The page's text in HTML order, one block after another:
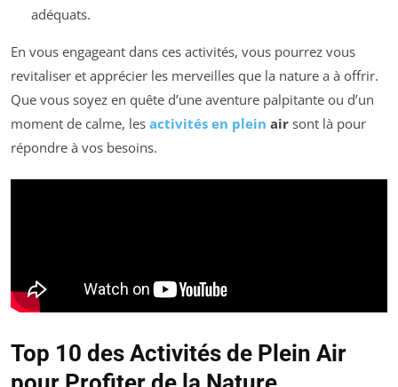
adéquats.
En vous engageant dans ces activités, vous pourrez vous
revitaliser et apprécier les merveilles que la nature a à offrir.
Que vous soyez en quête d’une aventure palpitante ou d’un
moment de calme, les activités en plein air sont là pour
répondre à vos besoins.
Top 10 des Activités de Plein Air